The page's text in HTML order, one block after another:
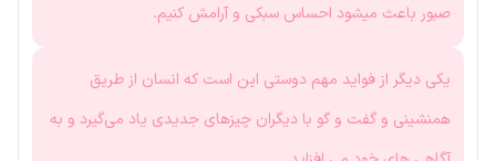
صبور باعث میشود احساس سبکی و آرامش کنیم.
یکی دیگر از فواید مهم دوستی این است که انسان از طریق
همنشینی و گفت و گو با دیگران چیزهای جدیدی یاد می‌گیرد و به